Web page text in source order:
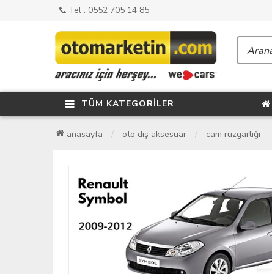
Tel : 0552 705 14 85
TÜM KATEGORİLER
anasayfa oto dış aksesuar cam rüzgarlığı